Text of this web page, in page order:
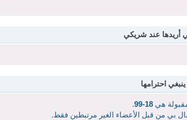
أريدها عند شريكي
ينبغي احترامها
هي 18-99
.
بي من قبل الأعضاء الغير مرتبطين فقط.